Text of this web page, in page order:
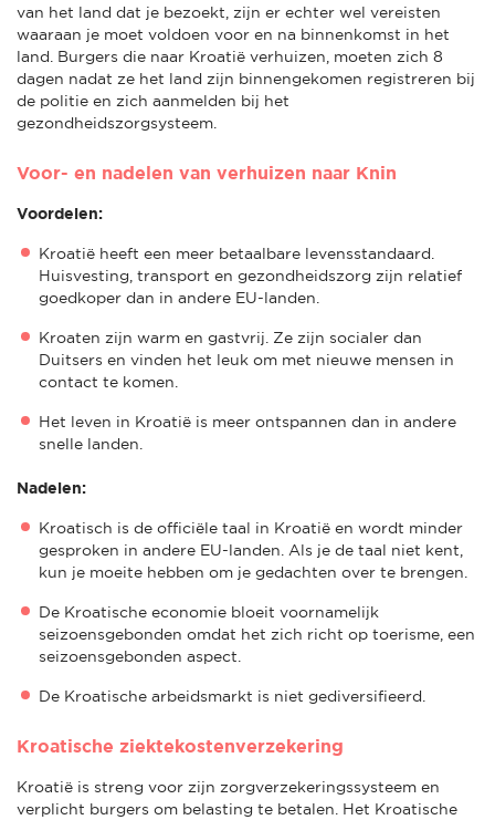
van het land dat je bezoekt, zijn er echter wel vereisten
waaraan je moet voldoen voor en na binnenkomst in het
land. Burgers die naar Kroatië verhuizen, moeten zich 8
dagen nadat ze het land zijn binnengekomen registreren bij
de politie en zich aanmelden bij het
gezondheidszorgsysteem.
Voor- en nadelen van verhuizen naar Knin
Voordelen:
Kroatië heeft een meer betaalbare levensstandaard.
Huisvesting, transport en gezondheidszorg zijn relatief
goedkoper dan in andere EU-landen.
Kroaten zijn warm en gastvrij. Ze zijn socialer dan
Duitsers en vinden het leuk om met nieuwe mensen in
contact te komen.
Het leven in Kroatië is meer ontspannen dan in andere
snelle landen.
Nadelen:
Kroatisch is de officiële taal in Kroatië en wordt minder
gesproken in andere EU-landen. Als je de taal niet kent,
kun je moeite hebben om je gedachten over te brengen.
De Kroatische economie bloeit voornamelijk
seizoensgebonden omdat het zich richt op toerisme, een
seizoensgebonden aspect.
De Kroatische arbeidsmarkt is niet gediversifieerd.
Kroatische ziektekostenverzekering
Kroatië is streng voor zijn zorgverzekeringssysteem en
verplicht burgers om belasting te betalen. Het Kroatische